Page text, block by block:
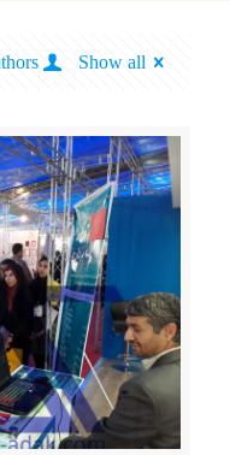
Show all